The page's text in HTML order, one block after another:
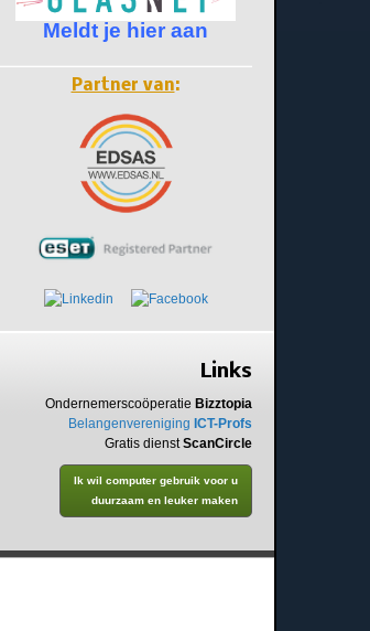
Meldt je hier aan
Partner van:
Links
Ondernemerscoöperatie Bizztopia
Belangenvereniging ICT-Profs
Gratis dienstScanCircle
Ik wil computer gebruik voor u
duurzaam en leuker maken